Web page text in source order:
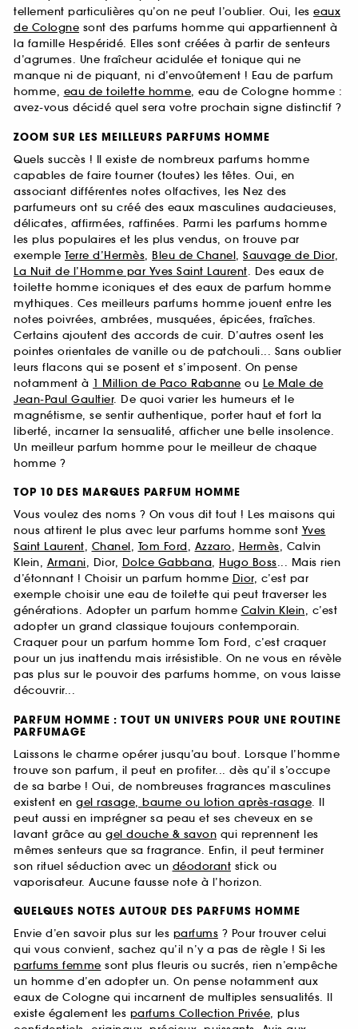
tellement particulières qu’on ne peut l’oublier. Oui, les eaux
de Cologne sont des parfums homme qui appartiennent à
la famille Hespéridé. Elles sont créées à partir de senteurs
d’agrumes. Une fraîcheur acidulée et tonique qui ne
manque ni de piquant, ni d’envoûtement ! Eau de parfum
homme, eau de toilette homme, eau de Cologne homme :
avez-vous décidé quel sera votre prochain signe distinctif ?
ZOOM SUR LES MEILLEURS PARFUMS HOMME
Quels succès ! Il existe de nombreux parfums homme
capables de faire tourner (toutes) les têtes. Oui, en
associant différentes notes olfactives, les Nez des
parfumeurs ont su créé des eaux masculines audacieuses,
délicates, affirmées, raffinées. Parmi les parfums homme
les plus populaires et les plus vendus, on trouve par
exemple Terre d’Hermès, Bleu de Chanel, Sauvage de Dior,
La Nuit de l’Homme par Yves Saint Laurent. Des eaux de
toilette homme iconiques et des eaux de parfum homme
mythiques. Ces meilleurs parfums homme jouent entre les
notes poivrées, ambrées, musquées, épicées, fraîches.
Certains ajoutent des accords de cuir. D’autres osent les
pointes orientales de vanille ou de patchouli... Sans oublier
leurs flacons qui se posent et s’imposent. On pense
notamment à 1 Million de Paco Rabanne ou Le Male de
Jean-Paul Gaultier. De quoi varier les humeurs et le
magnétisme, se sentir authentique, porter haut et fort la
liberté, incarner la sensualité, afficher une belle insolence.
Un meilleur parfum homme pour le meilleur de chaque
homme ?
TOP 10 DES MARQUES PARFUM HOMME
Vous voulez des noms ? On vous dit tout ! Les maisons qui
nous attirent le plus avec leur parfums homme sont Yves
Saint Laurent, Chanel, Tom Ford, Azzaro, Hermès, Calvin
Klein, Armani, Dior, Dolce Gabbana, Hugo Boss... Mais rien
d’étonnant ! Choisir un parfum homme Dior, c’est par
exemple choisir une eau de toilette qui peut traverser les
générations. Adopter un parfum homme Calvin Klein, c’est
adopter un grand classique toujours contemporain.
Craquer pour un parfum homme Tom Ford, c’est craquer
pour un jus inattendu mais irrésistible. On ne vous en révèle
pas plus sur le pouvoir des parfums homme, on vous laisse
découvrir...
PARFUM HOMME : TOUT UN UNIVERS POUR UNE ROUTINE
PARFUMAGE
Laissons le charme opérer jusqu’au bout. Lorsque l’homme
trouve son parfum, il peut en profiter... dès qu’il s’occupe
de sa barbe ! Oui, de nombreuses fragrances masculines
existent en gel rasage, baume ou lotion après-rasage. Il
peut aussi en imprégner sa peau et ses cheveux en se
lavant grâce au gel douche & savon qui reprennent les
mêmes senteurs que sa fragrance. Enfin, il peut terminer
son rituel séduction avec un déodorant stick ou
vaporisateur. Aucune fausse note à l’horizon.
QUELQUES NOTES AUTOUR DES PARFUMS HOMME
Envie d’en savoir plus sur les parfums ? Pour trouver celui
qui vous convient, sachez qu’il n’y a pas de règle ! Si les
parfums femme sont plus fleuris ou sucrés, rien n’empêche
un homme d’en adopter un. On pense notamment aux
eaux de Cologne qui incarnent de multiples sensualités. Il
existe également les parfums Collection Privée, plus